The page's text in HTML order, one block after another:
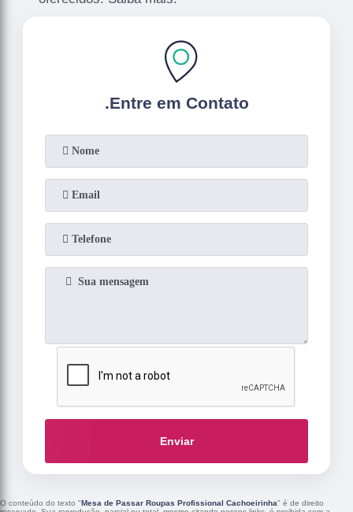
.Entre em Contato
Enviar
O conteúdo do texto "Mesa de Passar Roupas Profissional Cachoeirinha" é de direito